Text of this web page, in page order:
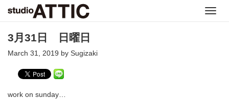
3月31日 日曜日
March 31, 2019 by Sugizaki
work on sunday…